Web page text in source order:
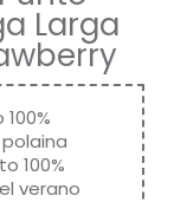
Larga
100%
verano